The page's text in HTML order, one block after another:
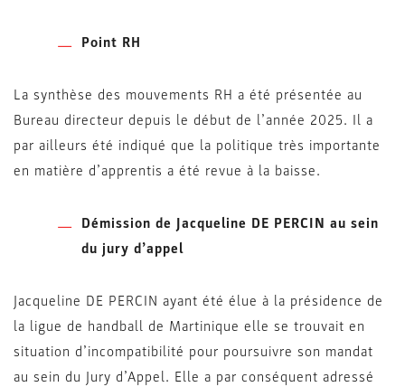
Point RH
La synthèse des mouvements RH a été présentée au
Bureau directeur depuis le début de l’année 2025. Il a
par ailleurs été indiqué que la politique très importante
en matière d’apprentis a été revue à la baisse.
Démission de Jacqueline DE PERCIN au sein
du jury d’appel
Jacqueline DE PERCIN ayant été élue à la présidence de
la ligue de handball de Martinique elle se trouvait en
situation d’incompatibilité pour poursuivre son mandat
au sein du Jury d’Appel. Elle a par conséquent adressé